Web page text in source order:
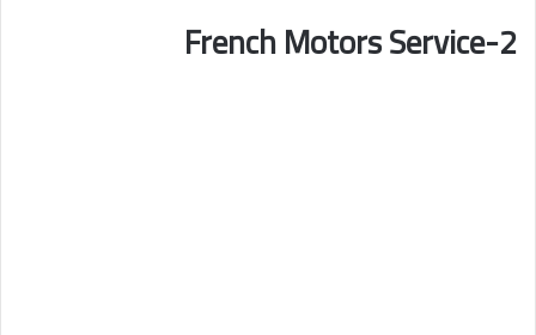
2-French Motors Service